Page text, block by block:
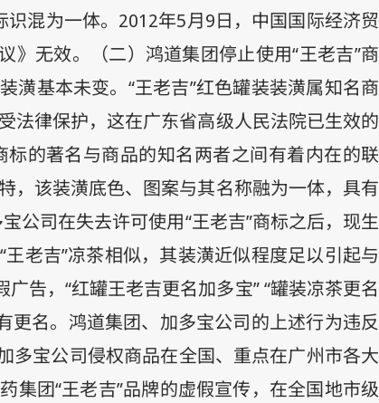
混为一体。 2012年5月9日，中国国际经济贸
》无效。（二）鸿道集团停止使用“王老吉”商
潢基本未变。“王老吉”红色罐装装潢属知名商
法律保护，这在广东省高级人民法院已生效的
标的著名与商品的知名两者之间有着内在的联
，该装潢底色、图案与其名称融为一体，具有
公司在失去许可使用“王老吉”商标之后，现生
老吉”凉茶相似，其装潢近似程度足以引起与
告，“红罐王老吉更名加多宝” “罐装凉茶更名
更名。鸿道集团、加多宝公司的上述行为违反
多宝公司侵权商品在全国、重点在广州市各大
集团“王老吉”品牌的虚假宣传，在全国地市级